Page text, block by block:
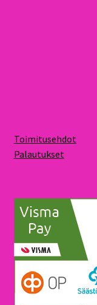
Toimitusehdot
Palautukset